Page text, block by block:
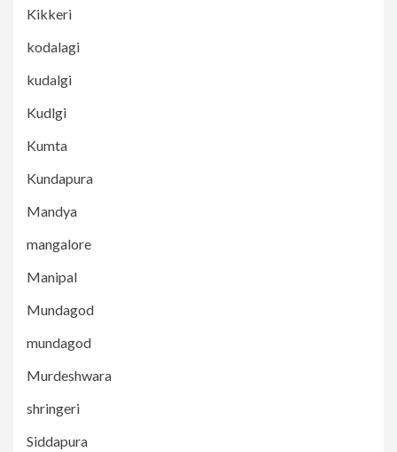
Kikkeri
kodalagi
kudalgi
Kudlgi
Kumta
Kundapura
Mandya
mangalore
Manipal
Mundagod
mundagod
Murdeshwara
shringeri
Siddapura